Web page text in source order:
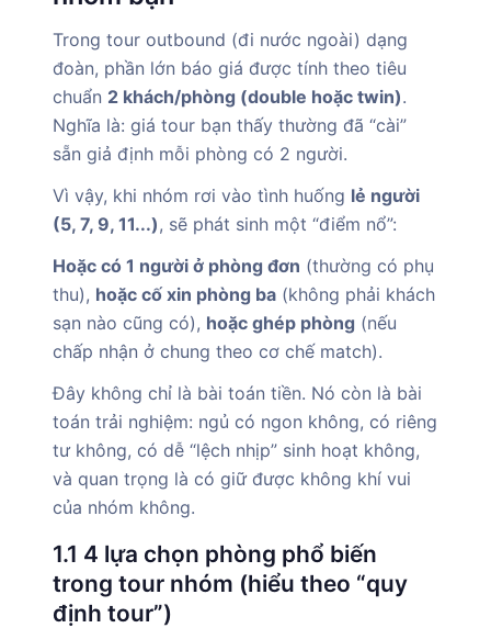
Trong tour outbound (đi nước ngoài) dạng
đoàn, phần lớn báo giá được tính theo tiêu
chuẩn 2 khách/phòng (double hoặc twin).
Nghĩa là: giá tour bạn thấy thường đã “cài”
sẵn giả định mỗi phòng có 2 người.
Vì vậy, khi nhóm rơi vào tình huống lẻ người
(5, 7, 9, 11...), sẽ phát sinh một “điểm nổ”:
Hoặc có 1 người ở phòng đơn (thường có phụ
thu), hoặc cố xin phòng ba (không phải khách
sạn nào cũng có), hoặc ghép phòng (nếu
chấp nhận ở chung theo cơ chế match).
Đây không chỉ là bài toán tiền. Nó còn là bài
toán trải nghiệm: ngủ có ngon không, có riêng
tư không, có dễ “lệch nhịp” sinh hoạt không,
và quan trọng là có giữ được không khí vui
của nhóm không.
1.1 4 lựa chọn phòng phổ biến
trong tour nhóm (hiểu theo “quy
định tour”)